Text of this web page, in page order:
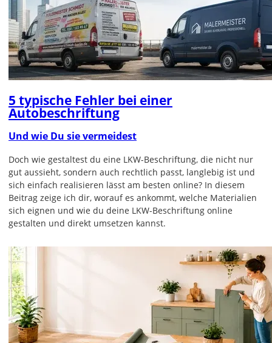
5 typische Fehler bei einer
Autobeschriftung
Und wie Du sie vermeidest
Doch wie gestaltest du eine LKW-Beschriftung, die nicht nur
gut aussieht, sondern auch rechtlich passt, langlebig ist und
sich einfach realisieren lässt am besten online? In diesem
Beitrag zeige ich dir, worauf es ankommt, welche Materialien
sich eignen und wie du deine LKW-Beschriftung online
gestalten und direkt umsetzen kannst.